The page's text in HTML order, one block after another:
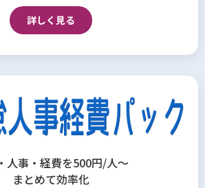
詳しく見る
人事・経費を500円/人～
まとめて効率化